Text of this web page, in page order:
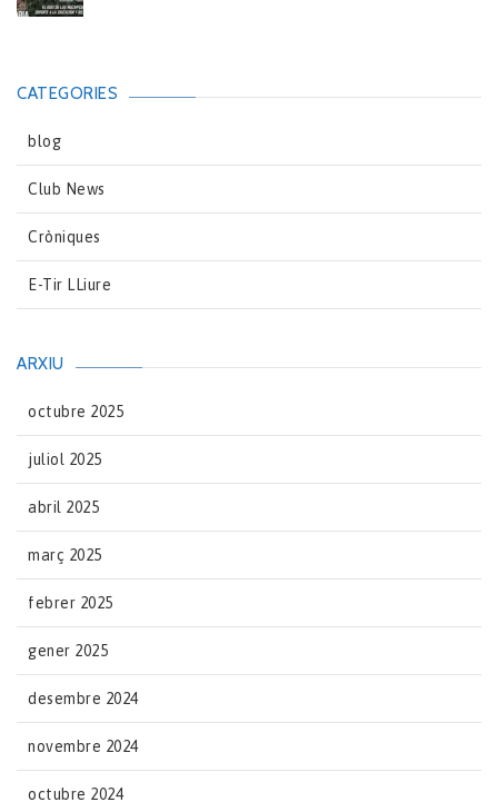
CATEGORIES
blog
Club News
Cròniques
E-Tir LLiure
ARXIU
octubre 2025
juliol 2025
abril 2025
març 2025
febrer 2025
gener 2025
desembre 2024
novembre 2024
octubre 2024